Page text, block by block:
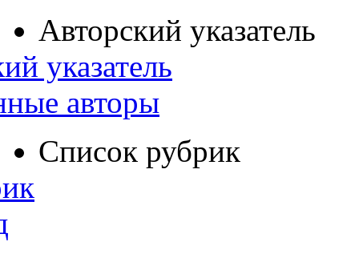
Авторский указатель
указатель
авторы
Список рубрик